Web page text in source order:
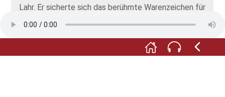
Lahr. Er sicherte sich das berühmte Warenzeichen für
seine eigene Marke: Roth-Händle. Die Schwarze
Zigarette. Trotz aller gerichtlichen Bemühungen